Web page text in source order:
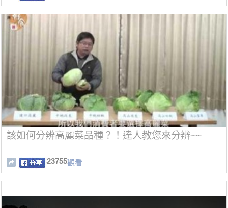
該如何分辨高麗菜品種？！達人教您來分辨~~
23755觀看